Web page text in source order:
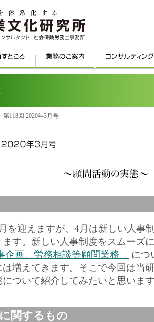
第118回 2020年3月号
を迎えますが、4月は新しい人事
ます。新しい人事制度をスムーズ
企画、労務相談等顧問業務」
につ
は増えてきます。そこで今回は当
について紹介してみたいと思いま
関するもの